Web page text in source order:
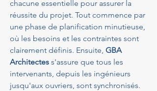
chacune essentielle pour assurer la
réussite du projet. Tout commence par
une phase de planification minutieuse,
où les besoins et les contraintes sont
clairement définis. Ensuite, GBA
Architectes s'assure que tous les
intervenants, depuis les ingénieurs
jusqu'aux ouvriers, sont synchronisés.